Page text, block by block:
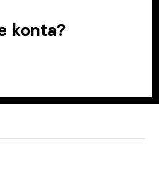
konta?